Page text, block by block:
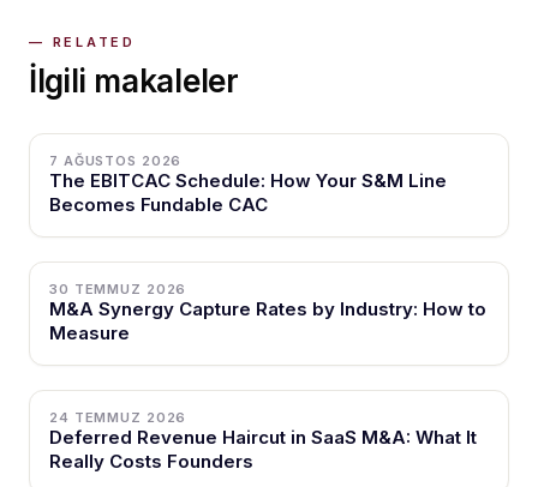
İlgili makaleler
7 AĞUSTOS 2026
The EBITCAC Schedule: How Your S&M Line
Becomes Fundable CAC
30 TEMMUZ 2026
M&A Synergy Capture Rates by Industry: How to
Measure
24 TEMMUZ 2026
Deferred Revenue Haircut in SaaS M&A: What It
Really Costs Founders